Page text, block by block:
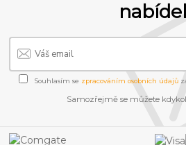
Souhlasím se zpracováním osobních údajů
Samozřejmě se můžete